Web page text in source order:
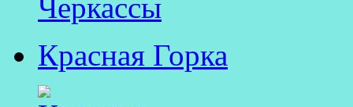
Красная Горка